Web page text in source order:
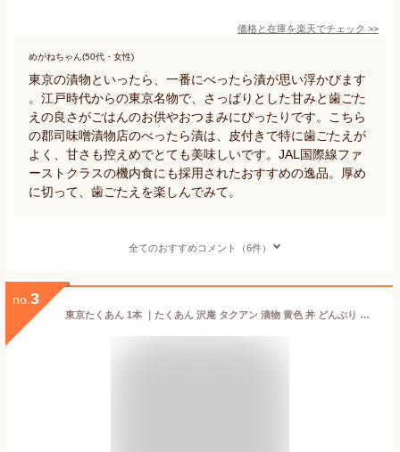
価格と在庫を楽天でチェック >>
めがねちゃん(50代・女性)
東京の漬物といったら、一番にべったら漬が思い浮かびます
。江戸時代からの東京名物で、さっぱりとした甘みと歯ごた
えの良さがごはんのお供やおつまみにぴったりです。こちら
の郡司味噌漬物店のべったら漬は、皮付きで特に歯ごたえが
よく、甘さも控えめでとても美味しいです。JAL国際線ファ
ーストクラスの機内食にも採用されたおすすめの逸品。厚め
に切って、歯ごたえを楽しんでみて。
全てのおすすめコメント（6件）
no. 3
東京たくあん 1本 ｜たくあん 沢庵 タクアン 漬物 黄色 丼 どんぶり カツ丼 親子丼 手巻き寿司 トロたく 香の物 お新香 黄色い 大根 国産 国産原料 国産大根 おかず横丁 浅草橋 鳥越 下町 食堂